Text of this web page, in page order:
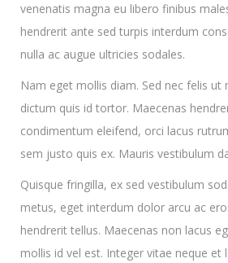
venenatis magna eu libero finibus
hendrerit ante sed turpis interdum
nulla ac augue ultricies sodales.
Nam eget mollis diam. Sed nec felis ut
dictum quis id tortor. Maecenas
condimentum eleifend, orci lacus
sem justo quis ex. Mauris vestibulum
Quisque fringilla, ex sed vestibulum
metus, eget interdum dolor arcu ac
hendrerit tellus. Maecenas non lacus
mollis id vel est. Integer vitae neque et